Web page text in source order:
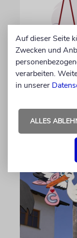
IN EIGENER
Wir suchen
Auf dieser Seite
Zwecken und
verarbeiten.
in unserer
ALLES